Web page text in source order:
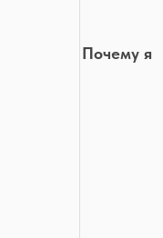
Почему я